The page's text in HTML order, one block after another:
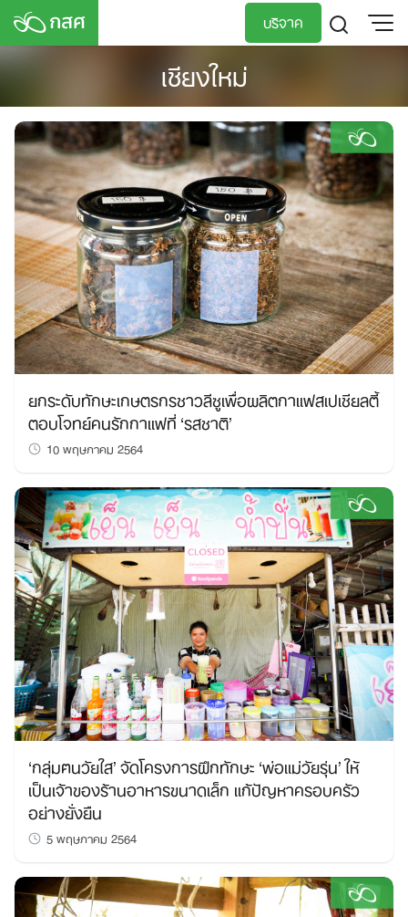
Skip
content
บริจาค
เชียงใหม่
ยกระดับทักษะเกษตรกรชาวลีซูเพื่อผลิตกาแฟสเปเชียลตี้
ตอบโจทย์คนรักกาแฟที่ ‘รสชาติ’
10 พฤษภาคม 2564
‘กลุ่มฅนวัยใส’ จัดโครงการฝึกทักษะ ‘พ่อแม่วัยรุ่น’ ให้
เป็นเจ้าของร้านอาหารขนาดเล็ก แก้ปัญหาครอบครัว
อย่างยั่งยืน
5 พฤษภาคม 2564